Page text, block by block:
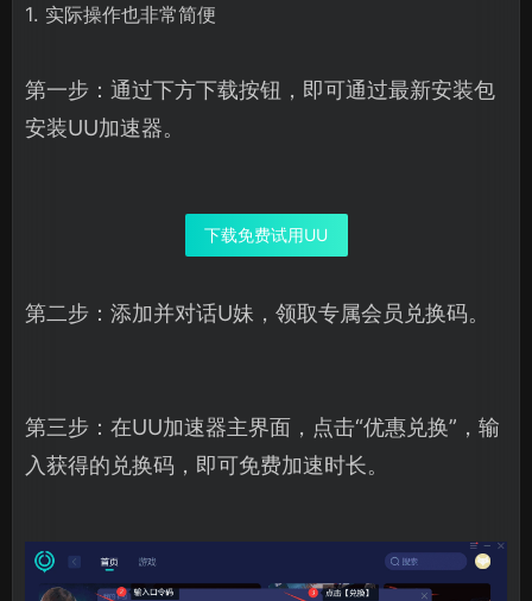
1. 实际操作也非常简便
第一步：通过下方下载按钮，即可通过最新安装包
安装UU加速器。
下载免费试用UU
第二步：添加并对话U妹，领取专属会员兑换码。
第三步：在UU加速器主界面，点击“优惠兑换”，输
入获得的兑换码，即可免费加速时长。